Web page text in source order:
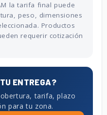
la tarifa final puede
peso, dimensiones
Productos
requerir cotización
ENTREGA?
tarifa, plazo
para tu zona.